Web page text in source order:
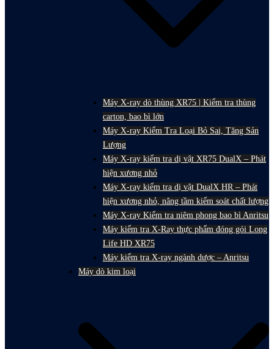
Máy X-ray dò thùng XR75 | Kiểm tra thùng
carton, bao bì lớn
Máy X-ray Kiểm Tra Loại Bỏ Sai, Tăng Sản
Lượng
Máy X-ray kiểm tra dị vật XR75 DualX – Phát
hiện xương nhỏ
Máy X-ray kiểm tra dị vật DualX HR – Phát
hiện xương nhỏ, nâng tầm kiểm soát chất lượng
Máy X-ray Kiểm tra niêm phong bao bì Anritsu
Máy kiểm tra X-Ray thực phẩm đóng gói Long
Life HD XR75
Máy kiểm tra X-ray ngành dược – Anritsu
Máy dò kim loại